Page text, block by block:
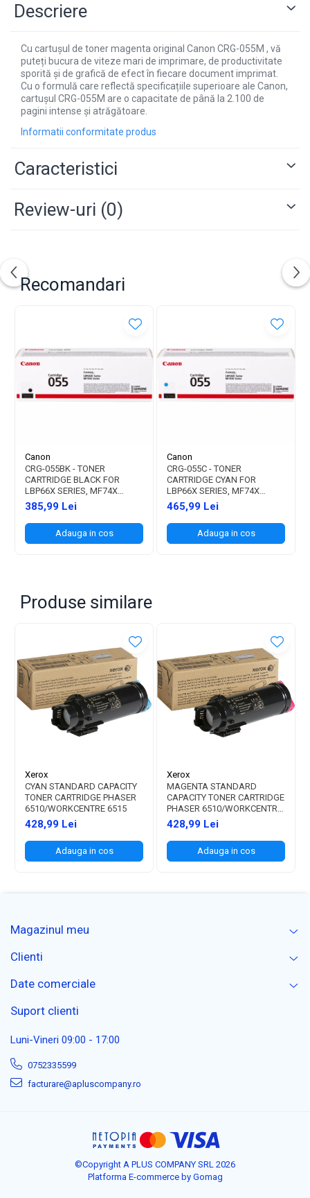
Descriere
Cu cartușul de toner magenta original Canon CRG-055M , vă
puteți bucura de viteze mari de imprimare, de productivitate
sporită și de grafică de efect în fiecare document imprimat.
Cu o formulă care reflectă specificațiile superioare ale Canon,
cartușul CRG-055M are o capacitate de până la 2.100 de
pagini intense și atrăgătoare.
Informatii conformitate produs
Caracteristici
Review-uri (0)
Recomandari
Canon
CRG-055BK - TONER
CARTRIDGE BLACK FOR
LBP66X SERIES, MF74X
SERIES (2.300 PAGES)
385,99 Lei
Adauga in cos
Canon
CRG-055C - TONER
CARTRIDGE CYAN FOR
LBP66X SERIES, MF74X
SERIES (2.100 PAGES)
465,99 Lei
Adauga in cos
Produse similare
Xerox
CYAN STANDARD CAPACITY
TONER CARTRIDGE PHASER
6510/WORKCENTRE 6515
428,99 Lei
Adauga in cos
Xerox
MAGENTA STANDARD
CAPACITY TONER CARTRIDGE
PHASER 6510/WORKCENTRE
6515
428,99 Lei
Adauga in cos
Magazinul meu
Clienti
Date comerciale
Suport clienti
Luni-Vineri 09:00 - 17:00
0752335599
facturare@apluscompany.ro
©Copyright A PLUS COMPANY SRL 2026
Platforma E-commerce by Gomag